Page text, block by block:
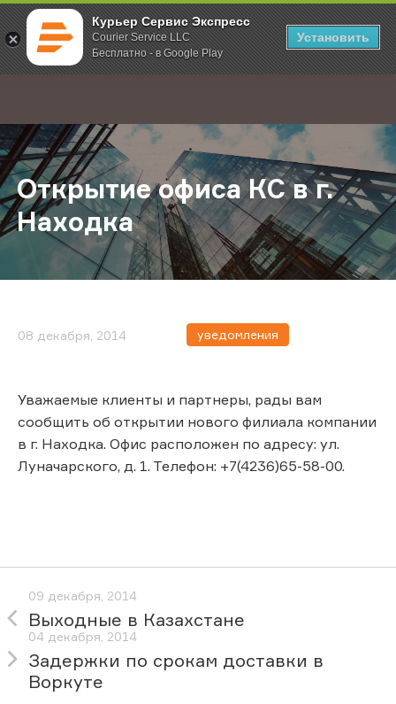
Курьер Сервис Экспресс
Courier Service LLC
Бесплатно - в Google Play
Установить
; Главная О компании Новости Открытие офиса КС в г. Находка
Открытие офиса КС в г.
Находка
08 декабря, 2014 уведомления
Уважаемые клиенты и партнеры, рады вам
сообщить об открытии нового филиала компании
в г. Находка. Офис расположен по адресу: ул.
Луначарского, д. 1. Телефон: +7(4236)65-58-00.
09 декабря, 2014
Выходные в Казахстане
04 декабря, 2014
Задержки по срокам доставки в
Воркуте